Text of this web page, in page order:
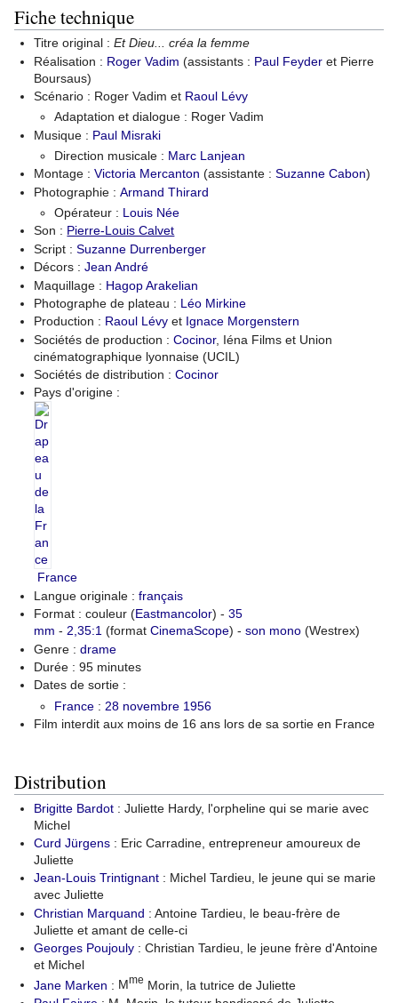
Fiche technique
Titre original : Et Dieu... créa la femme
Réalisation : Roger Vadim (assistants : Paul Feyder et Pierre
Boursaus)
Scénario : Roger Vadim et Raoul Lévy
Adaptation et dialogue : Roger Vadim
Musique : Paul Misraki
Direction musicale : Marc Lanjean
Montage : Victoria Mercanton (assistante : Suzanne Cabon)
Photographie : Armand Thirard
Opérateur : Louis Née
Son : Pierre-Louis Calvet
Script : Suzanne Durrenberger
Décors : Jean André
Maquillage : Hagop Arakelian
Photographe de plateau : Léo Mirkine
Production : Raoul Lévy et Ignace Morgenstern
Sociétés de production : Cocinor, Iéna Films et Union
cinématographique lyonnaise (UCIL)
Sociétés de distribution : Cocinor
Pays d'origine :
France
Langue originale : français
Format : couleur (Eastmancolor) - 35
mm - 2,35:1 (format CinemaScope) - son mono (Westrex)
Genre : drame
Durée : 95 minutes
Dates de sortie :
France: 28 novembre 1956
Film interdit aux moins de 16 ans lors de sa sortie en France
Distribution
Brigitte Bardot : Juliette Hardy, l'orpheline qui se marie avec
Michel
Curd Jürgens : Eric Carradine, entrepreneur amoureux de
Juliette
Jean-Louis Trintignant : Michel Tardieu, le jeune qui se marie
avec Juliette
Christian Marquand : Antoine Tardieu, le beau-frère de
Juliette et amant de celle-ci
Georges Poujouly : Christian Tardieu, le jeune frère d'Antoine
et Michel
Jane Marken : Mme Morin, la tutrice de Juliette